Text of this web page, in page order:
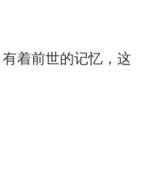
着前世的记忆，这